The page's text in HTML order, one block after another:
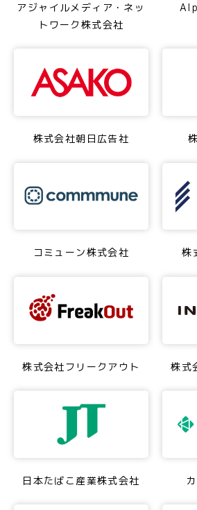
アジャイルメディア・ネッ
トワーク株式会社
株式会社朝日広告社
コミューン株式会社 株
株式会社フリークアウト 株式
日本たばこ産業株式会社